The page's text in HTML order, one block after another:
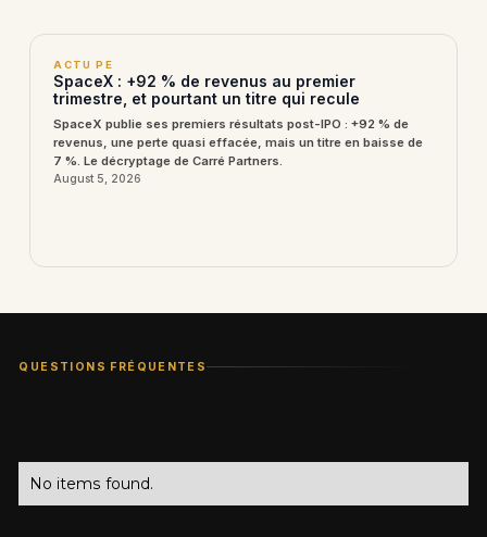
ACTU PE
SpaceX : +92 % de revenus au premier
trimestre, et pourtant un titre qui recule
SpaceX publie ses premiers résultats post-IPO : +92 % de
revenus, une perte quasi effacée, mais un titre en baisse de
7 %. Le décryptage de Carré Partners.
August 5, 2026
QUESTIONS FRÉQUENTES
No items found.